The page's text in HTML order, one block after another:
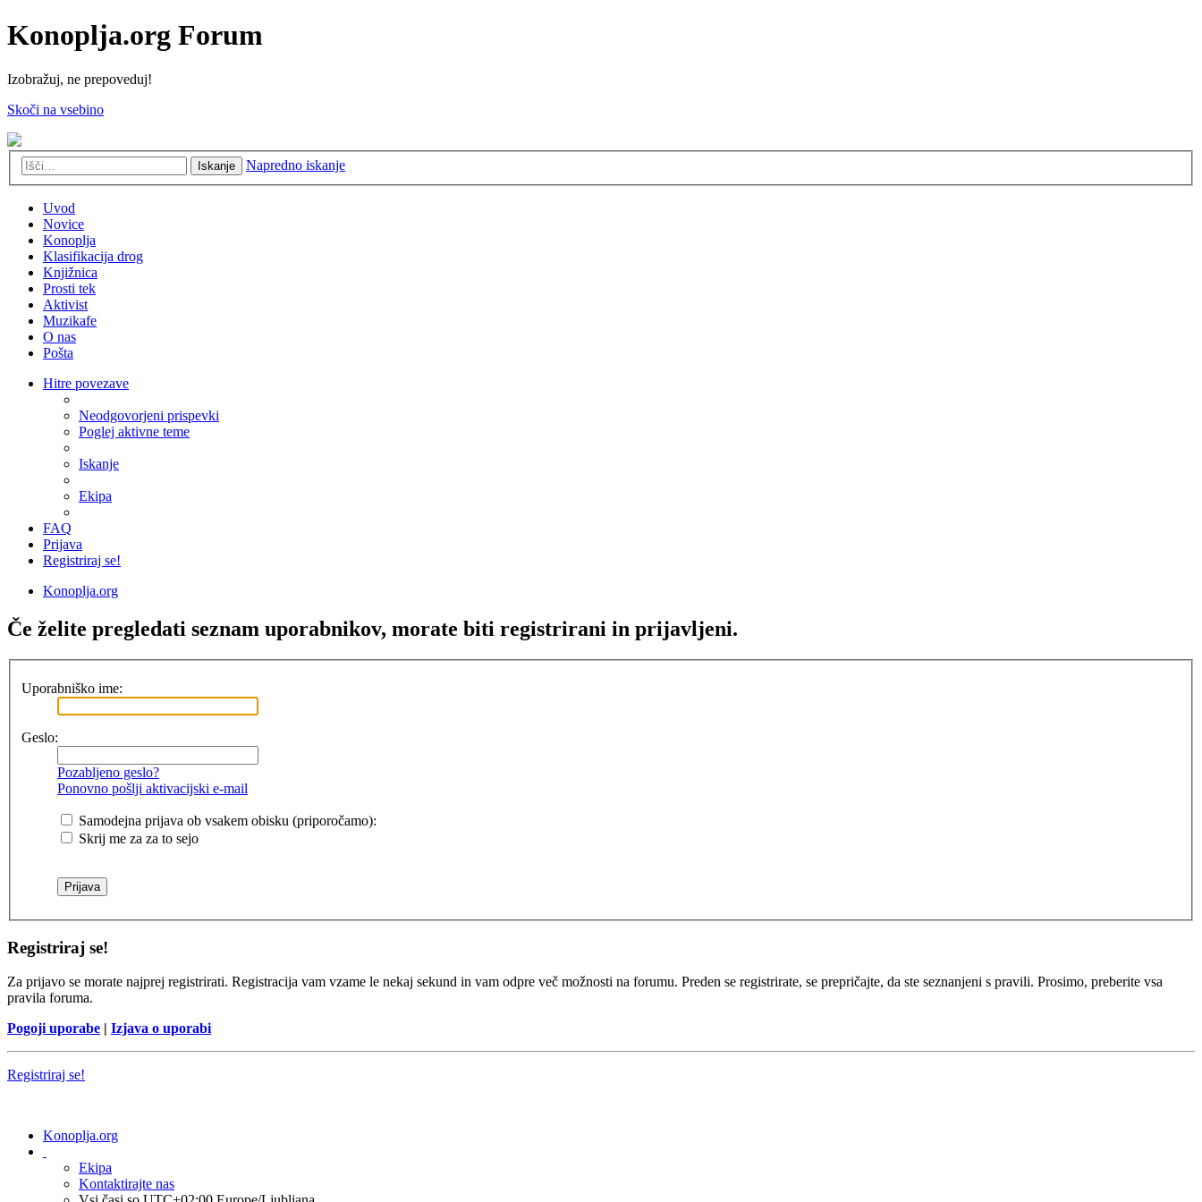
Konoplja.org Forum
Izobražuj, ne prepoveduj!
Skoči na vsebino
Iskanje Napredno iskanje
Uvod
Novice
Konoplja
Klasifikacija drog
Knjižnica
Prosti tek
Aktivist
Muzikafe
O nas
Pošta
Hitre povezave
Neodgovorjeni prispevki
Poglej aktivne teme
Iskanje
Ekipa
FAQ
Prijava
Registriraj se!
Konoplja.org
Če želite pregledati seznam uporabnikov, morate biti registrirani in prijavljeni.
Uporabniško ime:
Geslo:
Pozabljeno geslo?
Ponovno pošlji aktivacijski e-mail
Samodejna prijava ob vsakem obisku (priporočamo):
Skrij me za za to sejo
Registriraj se!
Za prijavo se morate najprej registrirati. Registracija vam vzame le nekaj sekund in vam odpre več možnosti na forumu. Preden se registrirate, se prepričajte, da ste seznanjeni s pravili. Prosimo, preberite vsa
pravila foruma.
Pogoji uporabe | Izjava o uporabi
Registriraj se!
Konoplja.org
Ekipa
Kontaktirajte nas